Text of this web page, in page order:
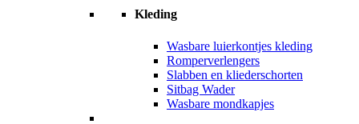
Kleding
Wasbare luierkontjes kleding
Romperverlengers
Slabben en kliederschorten
Sitbag Wader
Wasbare mondkapjes